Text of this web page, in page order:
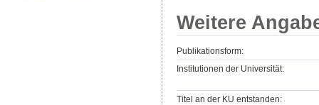
Weitere
Publikationsform:
Institutionen der Universität:
Titel an der KU entstanden: